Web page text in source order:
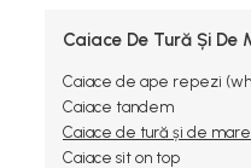
Caiace de competiție-club
Canoe
Bărci gonflabile
Bărci pentru pescuit
Caiace De Tură Și De
Caiace de ape repezi
Caiace tandem
Caiace de tură și de mare
Caiace sit on top